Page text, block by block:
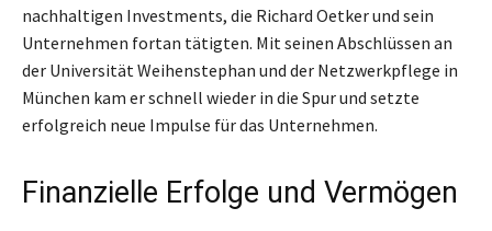
nachhaltigen Investments, die Richard Oetker und sein
Unternehmen fortan tätigten. Mit seinen Abschlüssen an
der Universität Weihenstephan und der Netzwerkpflege in
München kam er schnell wieder in die Spur und setzte
erfolgreich neue Impulse für das Unternehmen.
Finanzielle Erfolge und Vermögen